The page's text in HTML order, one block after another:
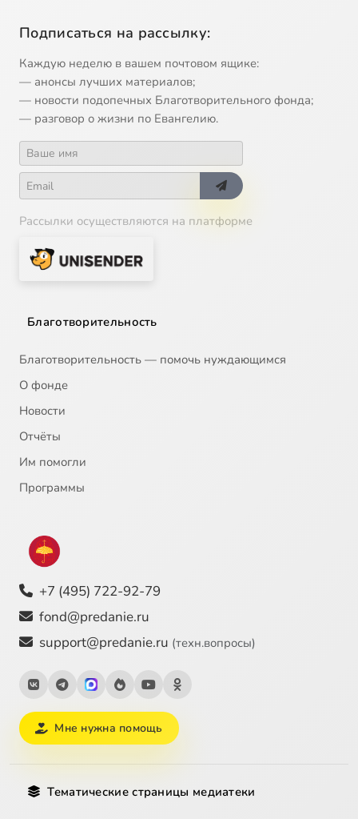
Подписаться на рассылку:
Каждую неделю в вашем почтовом ящике:
— анонсы лучших материалов;
— новости подопечных Благотворительного фонда;
— разговор о жизни по Евангелию.
Рассылки осуществляются на платформе
Благотворительность
Благотворительность — помочь нуждающимся
О фонде
Новости
Отчёты
Им помогли
Программы
+7 (495) 722-92-79
fond@predanie.ru
support@predanie.ru (техн.вопросы)
Мне нужна помощь
Тематические страницы медиатеки